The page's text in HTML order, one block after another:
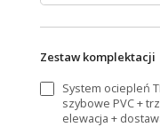
Zestaw komplektacji
System ociepleń
szybowe PVC +
elewacja +